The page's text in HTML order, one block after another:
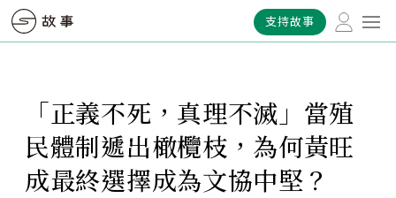
支持故事
「正義不死，真理不滅」當殖
民體制遞出橄欖枝，為何黃旺
成最終選擇成為文協中堅？